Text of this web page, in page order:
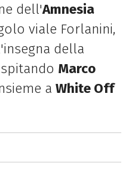
dell'Amnesia
viale Forlanini,
della
Marco
a White Off